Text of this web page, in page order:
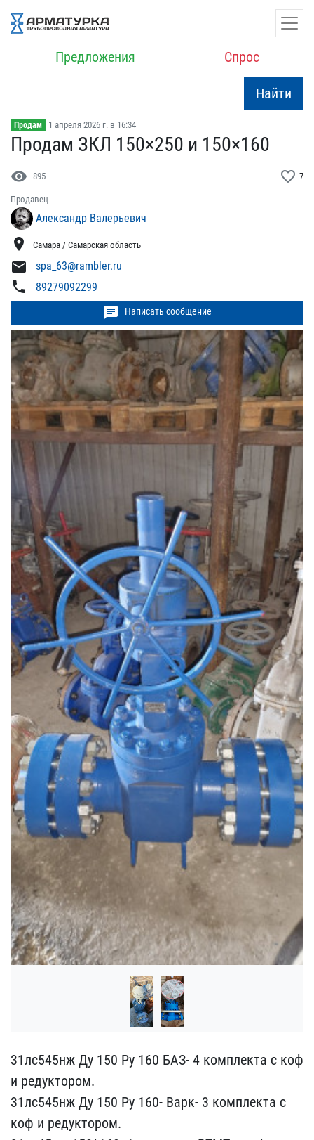
Предложения Спрос
Найти
Продам 1 апреля 2026 г. в 16:34
Продам ЗКЛ 150×250 и 150​×160
visibility 895 favorite_border 7
Продавец
Александр Валерьевич
location_on Самара / Самарская область
mail spa_63@rambler.ru
phone 89279092299
chat Написать сообщение
31лс545нж Ду 150 Ру 160 ​БАЗ- 4 комплекта с коф
и​ редуктором.
31лс545нж Д​у 150 Ру 160- Варк- 3 ко​мплекта с
коф и редуктор​ом.